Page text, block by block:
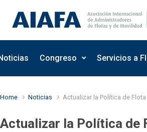
Skip to main content
Congreso Servicios a
Home Noticias Actualizar la Política de
Actualizar la Política de